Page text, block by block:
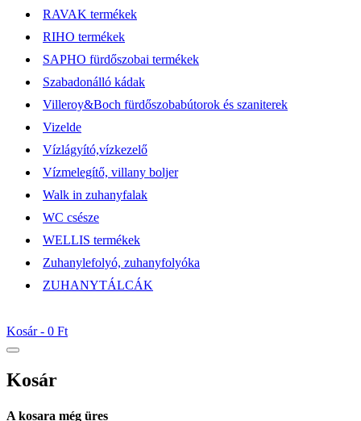
RAVAK termékek
RIHO termékek
SAPHO fürdőszobai termékek
Szabadonálló kádak
Villeroy&Boch fürdőszobabútorok és szaniterek
Vizelde
Vízlágyító,vízkezelő
Vízmelegítő, villany boljer
Walk in zuhanyfalak
WC csésze
WELLIS termékek
Zuhanylefolyó, zuhanyfolyóka
ZUHANYTÁLCÁK
Kosár - 0 Ft
Kosár
A kosara még üres